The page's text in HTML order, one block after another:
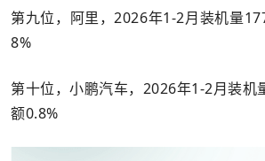
第九位，阿里，2026年1-2月装机量
8%
第十位，小鹏汽车，2026年1-2月装机
额0.8%